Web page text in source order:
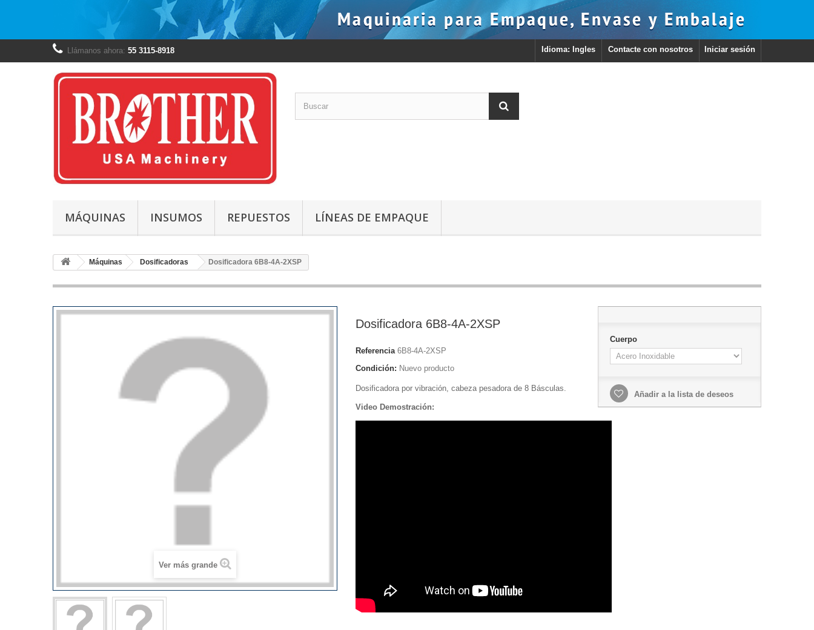
Iniciar sesión
Contacte con nosotros
Llámanos ahora: 55 3115-8918 Idioma: Ingles
MÁQUINAS INSUMOS REPUESTOS LÍNEAS DE EMPAQUE
Máquinas Dosificadoras Dosificadora 6B8-4A-2XSP
Ver más grande
Dosificadora 6B8-4A-2XSP
Referencia 6B8-4A-2XSP
Condición: Nuevo producto
Dosificadora por vibración, cabeza pesadora de 8 Básculas.
Video Demostración:
Cuerpo
Añadir a la lista de deseos